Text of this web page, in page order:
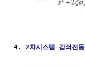
4. 2차시스템 감쇠진동